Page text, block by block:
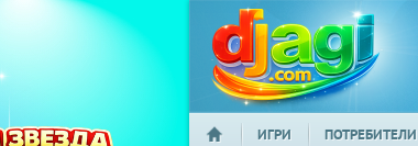
ИГРИ ПОТРЕБИТЕЛИ